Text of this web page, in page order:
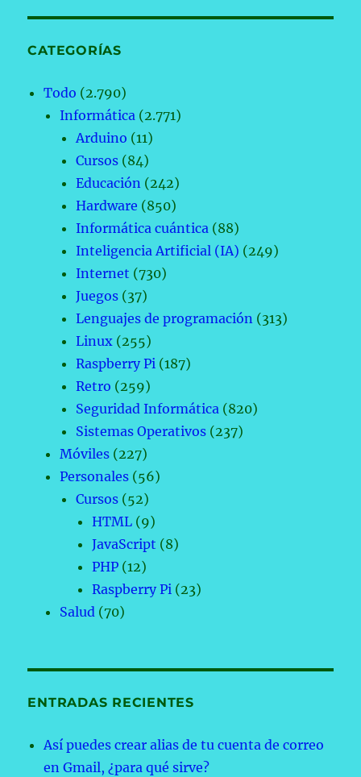
CATEGORÍAS
Todo (2.790)
Informática (2.771)
Arduino (11)
Cursos (84)
Educación (242)
Hardware (850)
Informática cuántica (88)
Inteligencia Artificial (IA) (249)
Internet (730)
Juegos (37)
Lenguajes de programación (313)
Linux (255)
Raspberry Pi (187)
Retro (259)
Seguridad Informática (820)
Sistemas Operativos (237)
Móviles (227)
Personales (56)
Cursos (52)
HTML (9)
JavaScript (8)
PHP (12)
Raspberry Pi (23)
Salud (70)
ENTRADAS RECIENTES
Así puedes crear alias de tu cuenta de correo
en Gmail, ¿para qué sirve?